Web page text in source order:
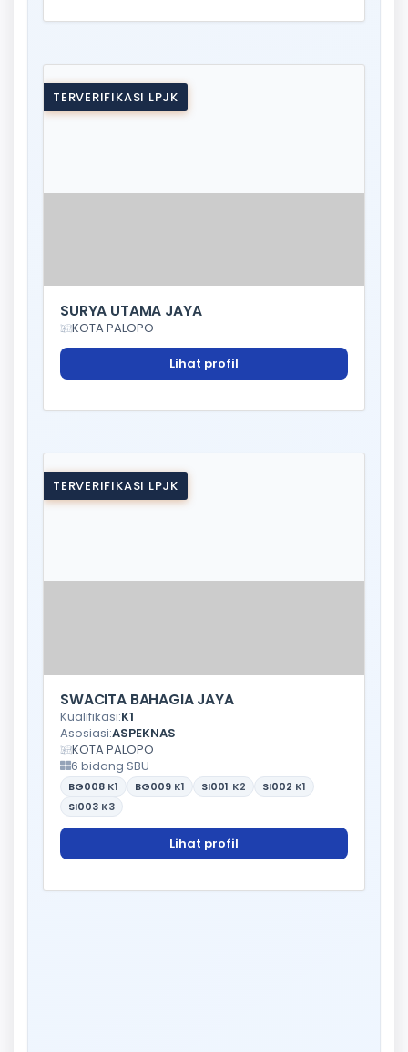
TERVERIFIKASI LPJK
SURYA UTAMA JAYA
KOTA PALOPO
Lihat profil
TERVERIFIKASI LPJK
SWACITA BAHAGIA JAYA
Kualifikasi:K1
Asosiasi:ASPEKNAS
KOTA PALOPO
6 bidang SBU
BG008 K1 BG009 K1 SI001 K2 SI002 K1
SI003 K3
Lihat profil